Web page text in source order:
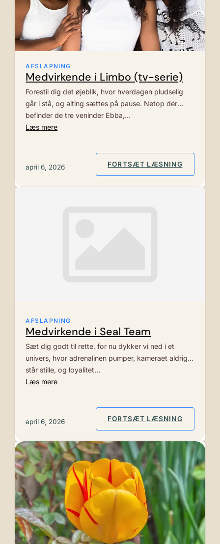
AFSLAPNING
Medvirkende i Limbo (tv-serie)
Forestil dig det øjeblik, hvor hverdagen pludselig
går i stå, og alting sættes på pause. Netop dér
befinder de tre veninder Ebba,…
Læs mere
april 6, 2026 FORTSÆT LÆSNING:
AFSLAPNING
Medvirkende i Seal Team
Sæt dig godt til rette, for nu dykker vi ned i et
univers, hvor adrenalinen pumper, kameraet aldrig
står stille, og loyalitet…
Læs mere
april 6, 2026 FORTSÆT LÆSNING: